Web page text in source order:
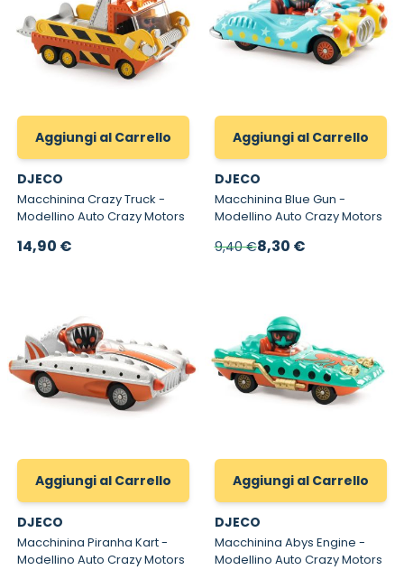
Aggiungi al Carrello
DJECO
Macchinina Crazy Truck -
Modellino Auto Crazy Motors
14,90 €
Aggiungi al Carrello
DJECO
Macchinina Blue Gun -
Modellino Auto Crazy Motors
9,40 €Prezzo speciale
8,30 €
Aggiungi al Carrello
DJECO
Macchinina Piranha Kart -
Modellino Auto Crazy Motors
Aggiungi al Carrello
DJECO
Macchinina Abys Engine -
Modellino Auto Crazy Motors